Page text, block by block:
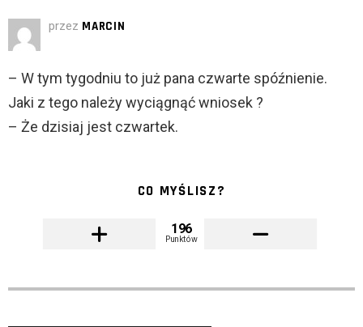
przez MARCIN
– W tym tygodniu to już pana czwarte spóźnienie.
Jaki z tego należy wyciągnąć wniosek ?
– Że dzisiaj jest czwartek.
CO MYŚLISZ?
196
Punktów